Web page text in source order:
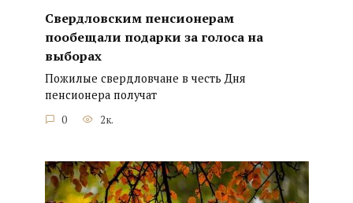
Свердловским пенсионерам
пообещали подарки за голоса на
выборах
Пожилые свердловчане в честь Дня
пенсионера получат
0 2к.